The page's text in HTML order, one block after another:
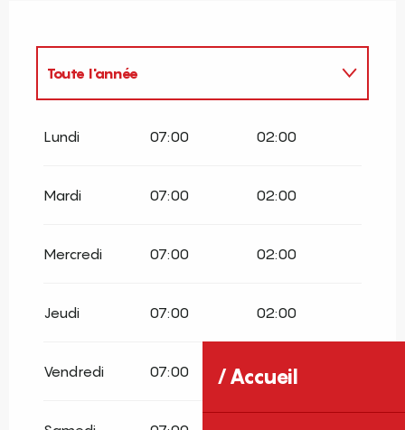
Accueil
Toute l'année
Lundi 07:00 02:00
Mardi 07:00 02:00
Mercredi 07:00 02:00
Jeudi 07:00 02:00
Vendredi 07:00 02:00